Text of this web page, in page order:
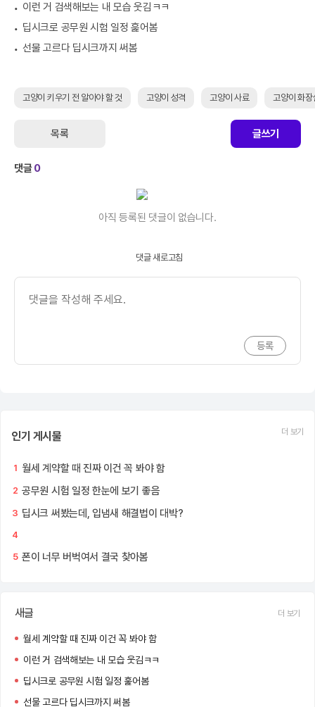
이런 거 검색해보는 내 모습 웃김ㅋㅋ
딥시크로 공무원 시험 일정 훑어봄
선물 고르다 딥시크까지 써봄
고양이 키우기 전 알아야 할 것 고양이 성격 고양이 사료 고양이 화장
목록 글쓰기
댓글0
아직 등록된 댓글이 없습니다.
댓글 새로고침
인기 게시물 더 보기
1 월세 계약할 때 진짜 이건 꼭 봐야 함
2 공무원 시험 일정 한눈에 보기 좋음
3 딥시크 써봤는데, 입냄새 해결법이 대박?
4
5 폰이 너무 버벅여서 결국 찾아봄
새글 더 보기
월세 계약할 때 진짜 이건 꼭 봐야 함
이런 거 검색해보는 내 모습 웃김ㅋㅋ
딥시크로 공무원 시험 일정 훑어봄
선물 고르다 딥시크까지 써봄